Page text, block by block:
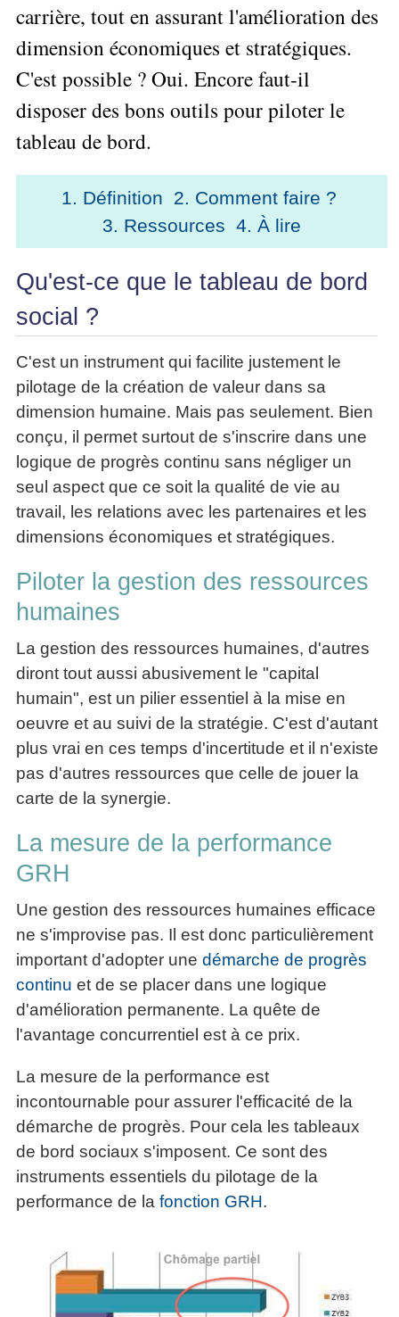
équipe
et
Performance
L'Innovation
Managériale
Méthode
SOCRIDE
articles
Innover
»»»
▶
Décider
quotidien
Le
processus
de
Décision
Décision
en
Les
Techniques
de
décision
Tous
les
articles
»»»
Tous
articles
Organiser
»»»
▶
le
SI
Les
du
SI
▶
les
articles
»»»
L'Efficacité
du
Manager
Comment
gérer
son
devenir
Comment
devenir
un
décideur ?
Comment
Manager
l'entraide ?
▶
Tous
les
Efficacité
Mesurer
»»»
▶
les
données
Le
Big
Formation
décisionnels
Tous
les
articles
de
Données
▶
d'Entrepreneur
▶
les
articles
Entreprendre
Tous
articles
Se
Former
Seul
Formation
Gratuite
de
bord
et
BI
Formation
Management
de
Projet
Formation
Entrepreneuriat
▶
Tous
les
articles
Management
»»»
et
PDF
management
PDF
Entrepreneuriat
▶
▶
Tous
articles
PDF
gratuits
»»»
carrière, tout en assurant l'amélioration des
dimension économiques et stratégiques.
C'est possible ? Oui. Encore faut-il
disposer des bons outils pour piloter le
tableau de bord.
1. Définition
2. Comment faire ?
3. Ressources 4. À lire
Qu'est-ce que le tableau de bord
social ?
C'est un instrument qui facilite justement le
pilotage de la création de valeur dans sa
dimension humaine. Mais pas seulement. Bien
conçu, il permet surtout de s'inscrire dans une
logique de progrès continu sans négliger un
seul aspect que ce soit la qualité de vie au
travail, les relations avec les partenaires et les
dimensions économiques et stratégiques.
Piloter la gestion des ressources
humaines
La gestion des ressources humaines, d'autres
diront tout aussi abusivement le "capital
humain", est un pilier essentiel à la mise en
oeuvre et au suivi de la stratégie. C'est d'autant
plus vrai en ces temps d'incertitude et il n'existe
pas d'autres ressources que celle de jouer la
carte de la synergie.
La mesure de la performance
GRH
Une gestion des ressources humaines efficace
ne s'improvise pas. Il est donc particulièrement
important d'adopter une démarche de progrès
continu et de se placer dans une logique
d'amélioration permanente. La quête de
l'avantage concurrentiel est à ce prix.
La mesure de la performance est
incontournable pour assurer l'efficacité de la
démarche de progrès. Pour cela les tableaux
de bord sociaux s'imposent. Ce sont des
instruments essentiels du pilotage de la
performance de la fonction GRH.